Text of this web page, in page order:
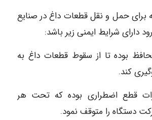
برای حمل و نقل قطعات داغ در صنایع
دارای شرایط ایمنی زیر باشد:
بوده تا از سقوط قطعات داغ به
کند.
قطع اضطراری بوده که تحت هر
دستگاه را متوقف نمود.